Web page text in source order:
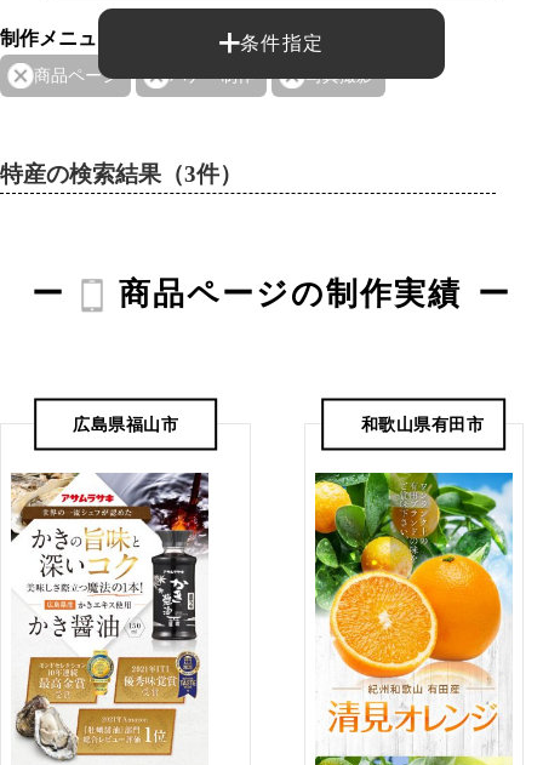
条件指定
制作メニュー：
商品ページ バナー制作 写真撮影
特産の検索結果（3件）
商品ページの制作実績
広島県福山市 和歌山県有田市